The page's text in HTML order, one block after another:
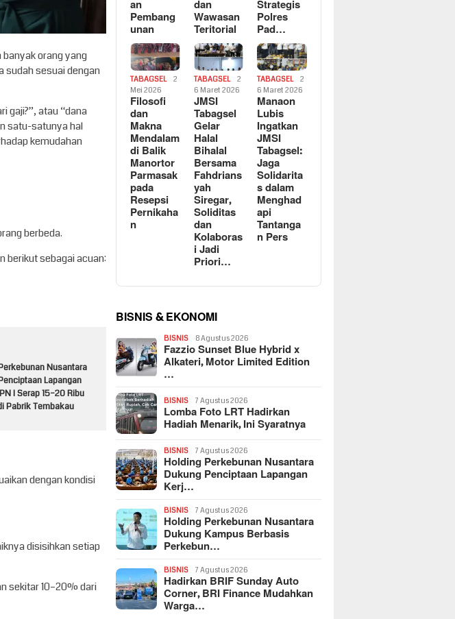
orang yang
sudah sesuai dengan
gaji?”, atau “dana
satu-satunya hal
kemudahan
berbeda.
berikut sebagai acuan:
Nusantara
Lapangan
I Serap 15–20 Ribu
Pabrik Tembakau
dengan kondisi
disisihkan setiap
sekitar 10–20% dari
an
Pembang
unan
dan
Wawasan
Teritorial
Strategis
Polres
Pad…
TABAGSEL
2
Mei 2026
Filosofi
dan
Makna
Mendalam
di Balik
Manortor
Parmasak
pada
Resepsi
Pernikaha
n
TABAGSEL
2
6 Maret 2026
JMSI
Tabagsel
Gelar
Halal
Bihalal
Bersama
Fahdrians
yah
Siregar,
Soliditas
dan
Kolaboras
i Jadi
Priori…
TABAGSEL
2
6 Maret 2026
Manaon
Lubis
Ingatkan
JMSI
Tabagsel:
Jaga
Solidarita
s dalam
Menghad
api
Tantanga
n Pers
BISNIS & EKONOMI
BISNIS 8 Agustus 2026
Fazzio Sunset Blue Hybrid x
Alkateri, Motor Limited Edition
…
BISNIS 7 Agustus 2026
Lomba Foto LRT Hadirkan
Hadiah Menarik, Ini Syaratnya
BISNIS 7 Agustus 2026
Holding Perkebunan Nusantara
Dukung Penciptaan Lapangan
Kerj…
BISNIS 7 Agustus 2026
Holding Perkebunan Nusantara
Dukung Kampus Berbasis
Perkebun…
BISNIS 7 Agustus 2026
Hadirkan BRIF Sunday Auto
Corner, BRI Finance Mudahkan
Warga…